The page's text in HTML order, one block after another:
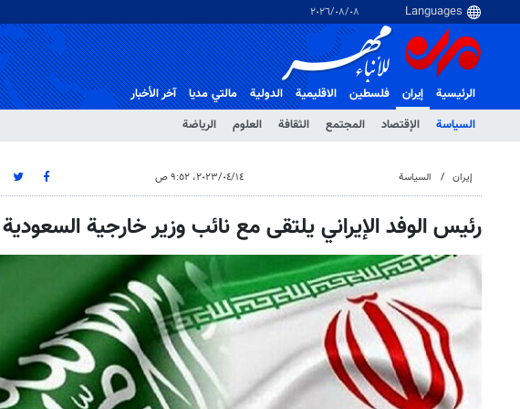
٠٨‏/٠٨‏/٢٠٢٦
الرئيسية
إيران
السياسة
الإقتصاد المجتمع الثقافة العلوم الرياضة
فلسطین الاقلیمیة الدولية مالتي مدیا آخر الأخبار
إيران السياسة ١٤‏/٠٤‏/٢٠٢٣، ٩:٥٢ ص
رئيس الوفد الإيراني يلتقى مع نائب وزير خارجية السعودية